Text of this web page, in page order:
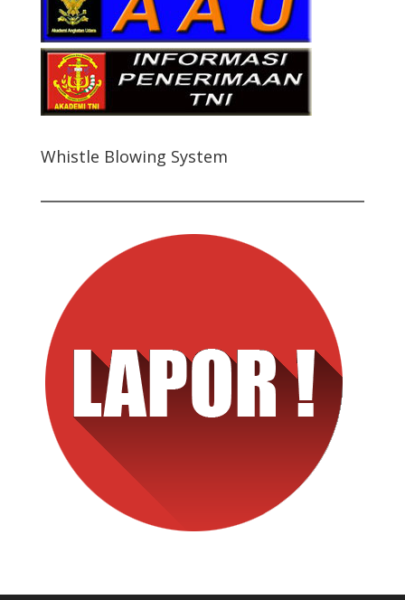
Whistle Blowing System